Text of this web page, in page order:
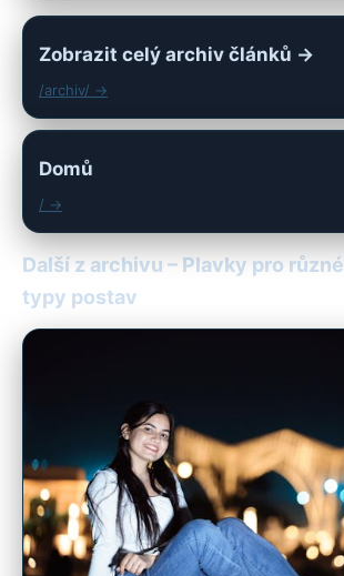
Zobrazit celý archiv článků →
/archiv/ →
Domů
/ →
Další z archivu – Plavky pro různé
typy postav